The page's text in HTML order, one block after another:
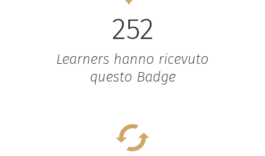
252
Learners hanno ricevuto
questo Badge